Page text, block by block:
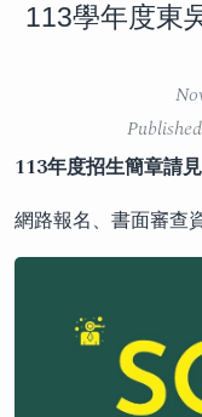
113學年度東
113年度招生簡章請
網路報名、書面審查